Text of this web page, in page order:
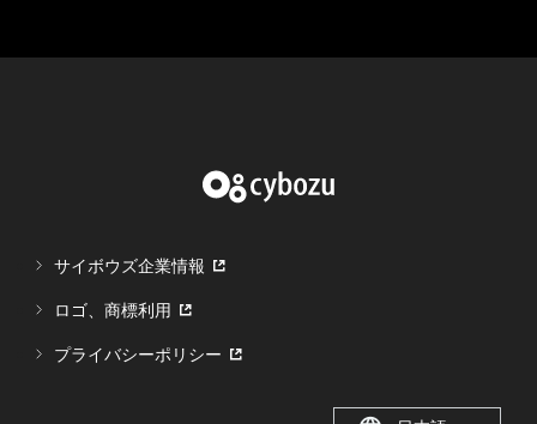
サイボウズ企業情報
ロゴ、商標利用
プライバシーポリシー